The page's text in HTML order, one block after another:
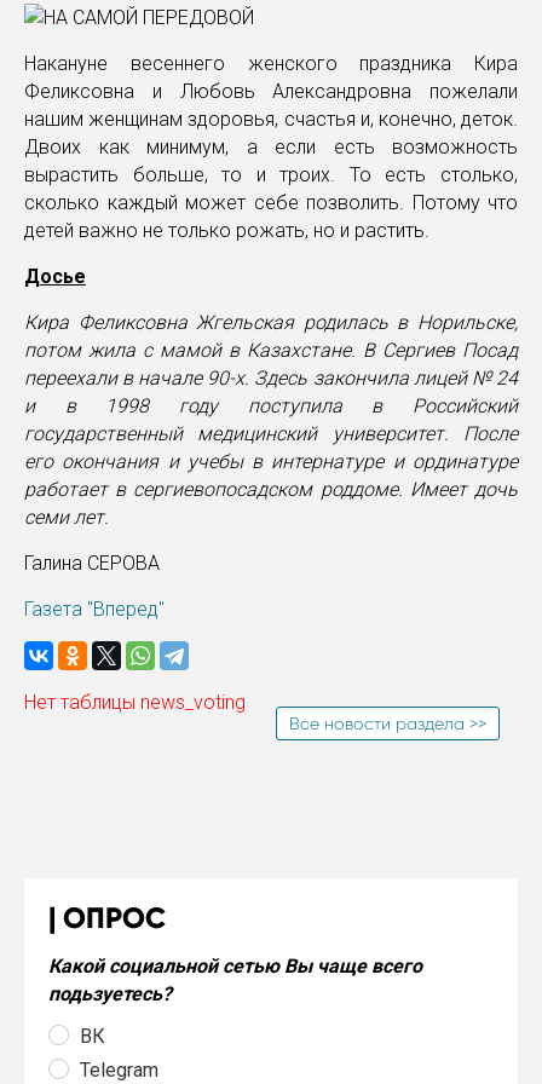
Накануне весеннего женского праздника Кира
Феликсовна и Любовь Александровна пожелали
нашим женщинам здоровья, счастья и, конечно, деток.
Двоих как минимум, а если есть возможность
вырастить больше, то и троих. То есть столько,
сколько каждый может себе позволить. Потому что
детей важно не только рожать, но и растить.
Досье
Кира Феликсовна Жгельская родилась в Норильске,
потом жила с мамой в Казахстане. В Сергиев Посад
переехали в начале 90-х. Здесь закончила лицей № 24
и в 1998 году поступила в Российский
государственный медицинский университет. После
его окончания и учебы в интернатуре и ординатуре
работает в сергиевопосадском роддоме. Имеет дочь
семи лет.
Галина СЕРОВА
Газета "Вперед"
Нет таблицы news_voting
Все новости раздела >>
ОПРОС
Какой социальной сетью Вы чаще всего
подьзуетесь?
ВК
Telegram